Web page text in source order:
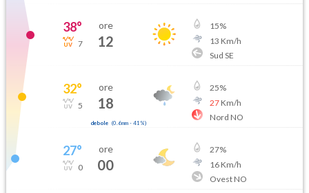
38°
7
ore
12
15%
13 Km/h
Sud SE
32°
5
ore
18
debole (0.6mm- 41 %)
25%
27Km/h
Nord NO
27°
0
ore
00
27%
16Km/h
Ovest NO